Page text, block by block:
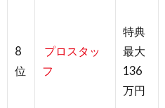
8
位
プロスタッ
フ
特典
最大
136
万円